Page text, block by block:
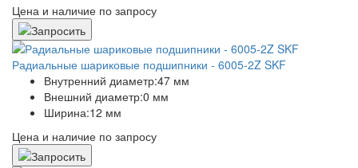
Цена и наличие по запросу
Радиальные шариковые подшипники - 6005-2Z SKF
Внутренний диаметр:47 мм
Внешний диаметр:0 мм
Ширина:12 мм
Цена и наличие по запросу